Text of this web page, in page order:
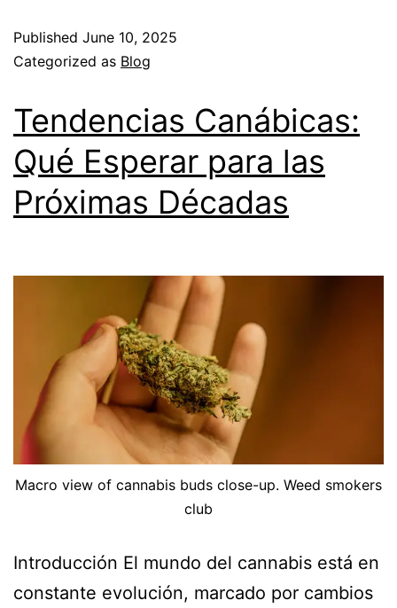
Published June 10, 2025
Categorized as Blog
Tendencias Canábicas:
Qué Esperar para las
Próximas Décadas
Macro view of cannabis buds close-up. Weed smokers
club
Introducción El mundo del cannabis está en
constante evolución, marcado por cambios